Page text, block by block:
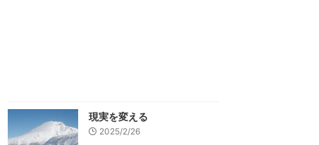
現実を変える
2025/2/26